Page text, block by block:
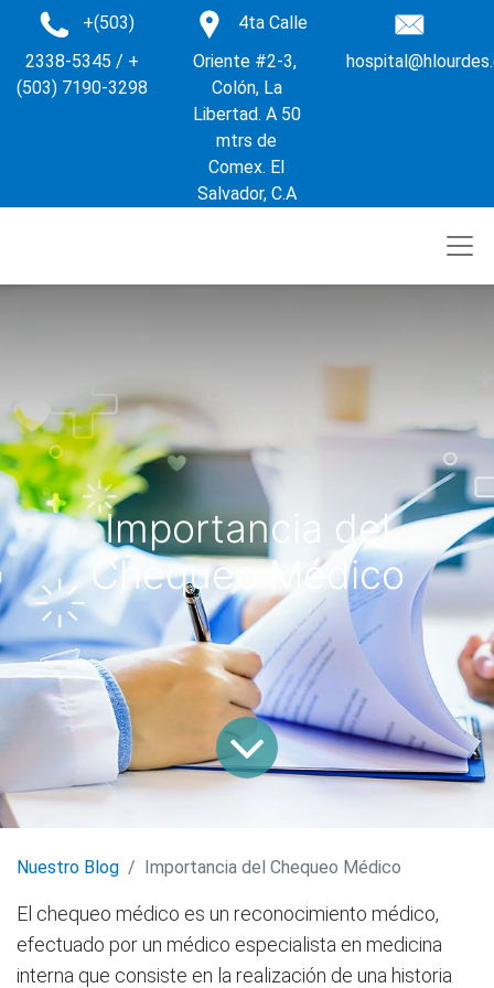
+(503)
2338-5345 / +
(503) 7190-3298
4ta Calle
Oriente #2-3,
Colón, La
Libertad. A 50
mtrs de
Comex. El
Salvador, C.A
Importancia del
Chequeo Médico
Nuestro Blog Importancia del Chequeo Médico
El chequeo médico es un reconocimiento médico,
efectuado por un médico especialista en medicina
interna que consiste en la realización de una historia